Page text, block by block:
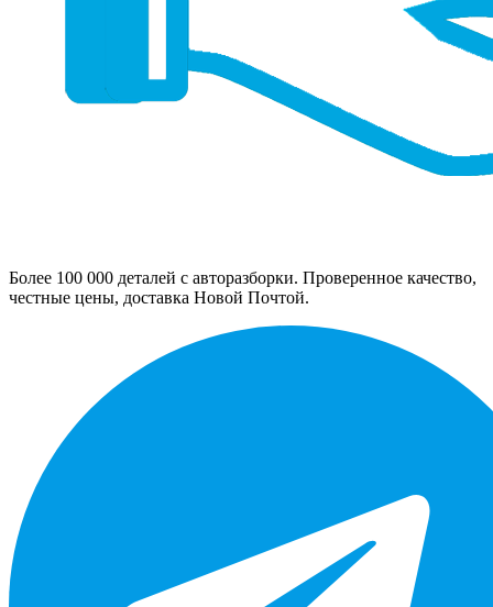
Более 100 000 деталей с авторазборки. Проверенное качество,
честные цены, доставка Новой Почтой.